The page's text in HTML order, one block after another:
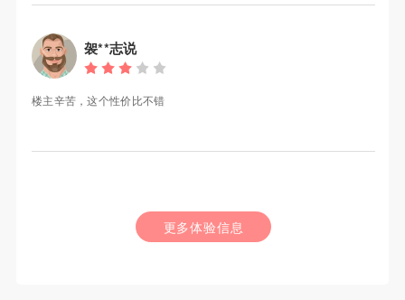
袈**志说
楼主辛苦，这个性价比不错
更多体验信息